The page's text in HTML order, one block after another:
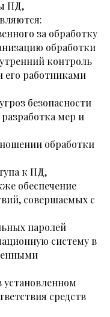
ПД,
за обработку
обработки
контроль
его работниками
безопасности
мер и
обработки
к ПД,
обеспечение
совершаемых с
паролей
систему в
средств